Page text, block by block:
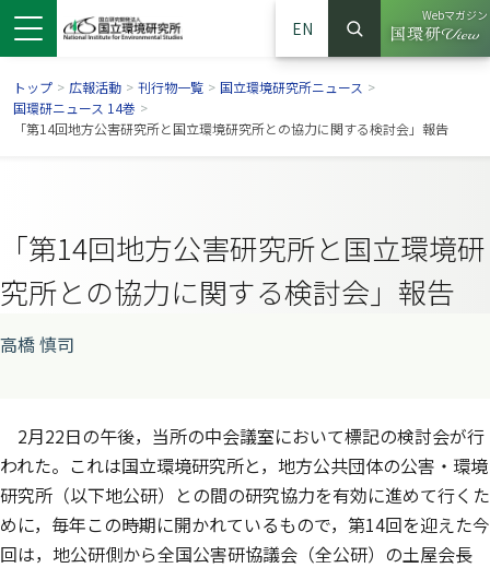
EN
サイト内検索
検索
Webマガジン
（別ウイ
トップ > 広報活動 > 刊行物一覧 > 国立環境研究所ニュース >
国環研ニュース 14巻 >
「第14回地方公害研究所と国立環境研究所との協力に関する検討会」報告
「第14回地方公害研究所と国立環境研
究所との協力に関する検討会」報告
高橋 慎司
2月22日の午後，当所の中会議室において標記の検討会が行
われた。これは国立環境研究所と，地方公共団体の公害・環境
研究所（以下地公研）との間の研究協力を有効に進めて行くた
めに，毎年この時期に開かれているもので，第14回を迎えた今
回は，地公研側から全国公害研協議会（全公研）の土屋会長